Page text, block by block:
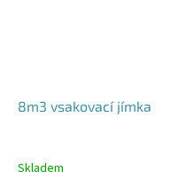
8m3 vsakovací jímka
Skladem